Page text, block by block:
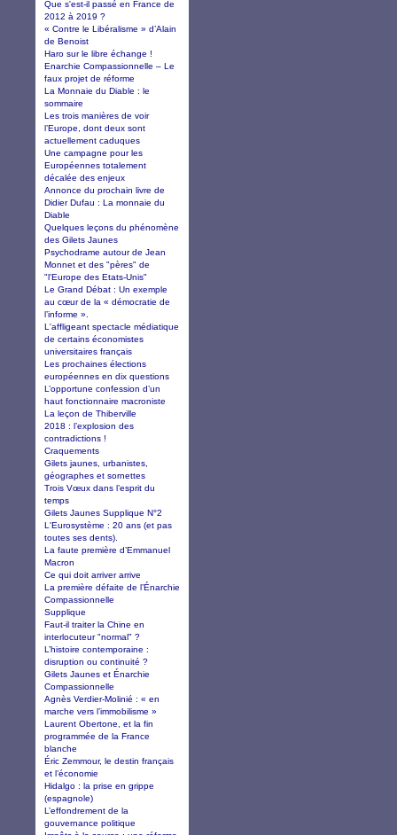
Que s'est-il passé en France de
2012 à 2019 ?
« Contre le Libéralisme » d’Alain
de Benoist
Haro sur le libre échange !
Enarchie Compassionnelle – Le
faux projet de réforme
La Monnaie du Diable : le
sommaire
Les trois manières de voir
l’Europe, dont deux sont
actuellement caduques
Une campagne pour les
Européennes totalement
décalée des enjeux
Annonce du prochain livre de
Didier Dufau : La monnaie du
Diable
Quelques leçons du phénomène
des Gilets Jaunes
Psychodrame autour de Jean
Monnet et des "pères" de
"l'Europe des Etats-Unis"
Le Grand Débat : Un exemple
au cœur de la « démocratie de
l’informe ».
L'affligeant spectacle médiatique
de certains économistes
universitaires français
Les prochaines élections
européennes en dix questions
L’opportune confession d’un
haut fonctionnaire macroniste
La leçon de Thiberville
2018 : l’explosion des
contradictions !
Craquements
Gilets jaunes, urbanistes,
géographes et sornettes
Trois Vœux dans l’esprit du
temps
Gilets Jaunes Supplique N°2
L'Eurosystème : 20 ans (et pas
toutes ses dents).
La faute première d’Emmanuel
Macron
Ce qui doit arriver arrive
La première défaite de l’Énarchie
Compassionnelle
Supplique
Faut-il traiter la Chine en
interlocuteur "normal" ?
L’histoire contemporaine :
disruption ou continuité ?
Gilets Jaunes et Énarchie
Compassionnelle
Agnès Verdier-Molinié : « en
marche vers l’immobilisme »
Laurent Obertone, et la fin
programmée de la France
blanche
Éric Zemmour, le destin français
et l’économie
Hidalgo : la prise en grippe
(espagnole)
L’effondrement de la
gouvernance politique